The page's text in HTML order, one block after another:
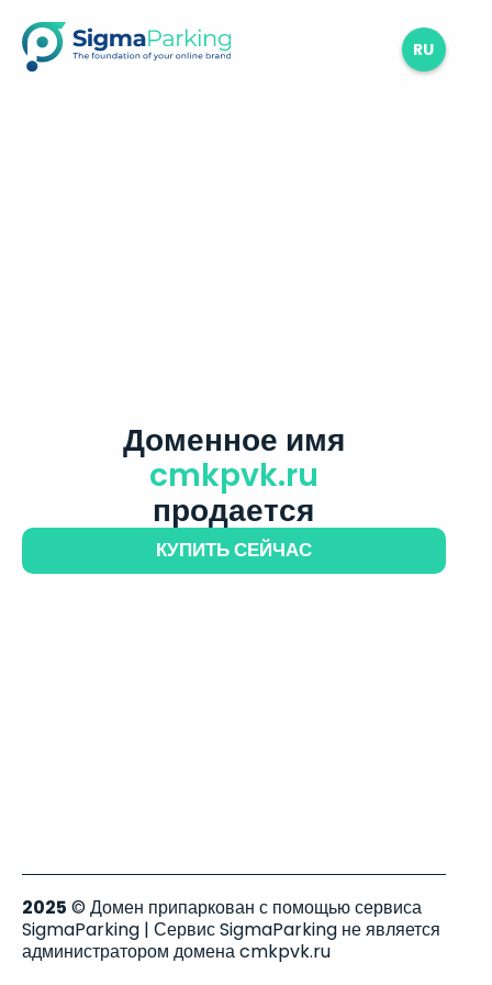
RU
Доменное имя
cmkpvk.ru
продается
КУПИТЬ СЕЙЧАС
2025 © Домен припаркован с помощью сервиса
SigmaParking | Сервис SigmaParking не является
администратором домена cmkpvk.ru